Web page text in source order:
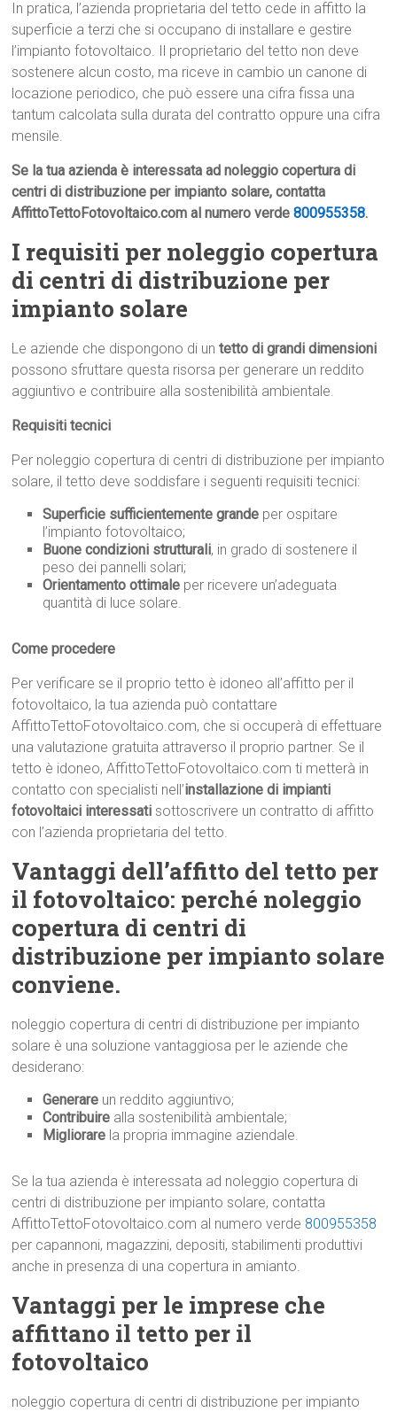
In pratica, l’azienda proprietaria del tetto cede in affitto la
superficie a terzi che si occupano di installare e gestire
l’impianto fotovoltaico. Il proprietario del tetto non deve
sostenere alcun costo, ma riceve in cambio un canone di
locazione periodico, che può essere una cifra fissa una
tantum calcolata sulla durata del contratto oppure una cifra
mensile.
Se la tua azienda è interessata ad noleggio copertura di
centri di distribuzione per impianto solare, contatta
AffittoTettoFotovoltaico.com al numero verde800955358.
I requisiti per noleggio copertura
di centri di distribuzione per
impianto solare
Le aziende che dispongono di untetto di grandi dimensioni
possono sfruttare questa risorsa per generare un reddito
aggiuntivo e contribuire alla sostenibilità ambientale.
Requisiti tecnici
Per noleggio copertura di centri di distribuzione per impianto
solare, il tetto deve soddisfare i seguenti requisiti tecnici:
Superficie sufficientemente grande per ospitare
l’impianto fotovoltaico;
Buone condizioni strutturali, in grado di sostenere il
peso dei pannelli solari;
Orientamento ottimale per ricevere un’adeguata
quantità di luce solare.
Come procedere
Per verificare se il proprio tetto è idoneo all’affitto per il
fotovoltaico, la tua azienda può contattare
AffittoTettoFotovoltaico.com, che si occuperà di effettuare
una valutazione gratuita attraverso il proprio partner. Se il
tetto è idoneo, AffittoTettoFotovoltaico.com ti metterà in
contatto con specialisti nell’installazione di impianti
fotovoltaici interessati sottoscrivere un contratto di affitto
con l’azienda proprietaria del tetto.
Vantaggi dell’affitto del tetto per
il fotovoltaico: perché noleggio
copertura di centri di
distribuzione per impianto solare
conviene.
noleggio copertura di centri di distribuzione per impianto
solare è una soluzione vantaggiosa per le aziende che
desiderano:
Generare un reddito aggiuntivo;
Contribuire alla sostenibilità ambientale;
Migliorare la propria immagine aziendale.
Se la tua azienda è interessata ad noleggio copertura di
centri di distribuzione per impianto solare, contatta
AffittoTettoFotovoltaico.com al numero verde 800955358
per capannoni, magazzini, depositi, stabilimenti produttivi
anche in presenza di una copertura in amianto.
Vantaggi per le imprese che
affittano il tetto per il
fotovoltaico
noleggio copertura di centri di distribuzione per impianto